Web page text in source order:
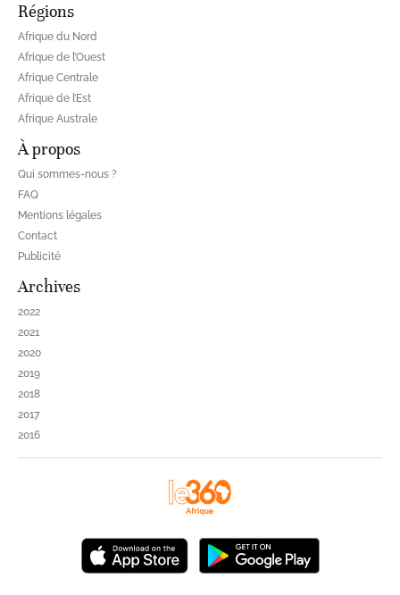
Régions
Afrique du Nord
Afrique de l’Ouest
Afrique Centrale
Afrique de l’Est
Afrique Australe
À propos
Qui sommes-nous ?
FAQ
Mentions légales
Contact
Publicité
Archives
2022
2021
2020
2019
2018
2017
2016